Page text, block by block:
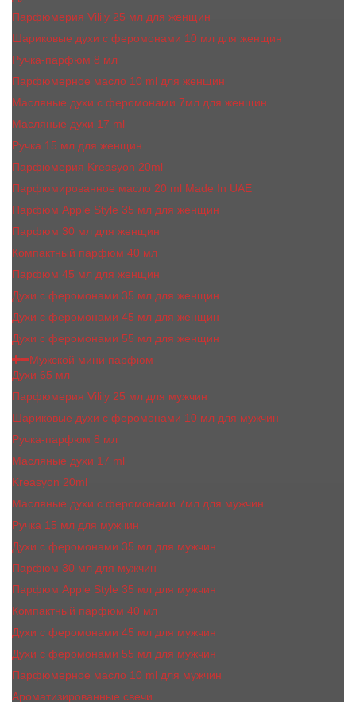
Парфюмерия Vilily 25 мл для женщин
Шариковые духи с феромонами 10 мл для женщин
Ручка-парфюм 8 мл
Парфюмерное масло 10 ml для женщин
Масляные духи c феромонами 7мл для женщин
Масляные духи 17 ml
Ручка 15 мл для женщин
Парфюмерия Kreasyon 20ml
Парфюмированное масло 20 ml Made In UAE
Парфюм Apple Style 35 мл для женщин
Парфюм 30 мл для женщин
Компактный парфюм 40 мл
Парфюм 45 мл для женщин
Духи с феромонами 35 мл для женщин
Духи с феромонами 45 мл для женщин
Духи с феромонами 55 мл для женщин
Мужской мини парфюм
Духи 65 мл
Парфюмерия Vilily 25 мл для мужчин
Шариковые духи с феромонами 10 мл для мужчин
Ручка-парфюм 8 мл
Масляные духи 17 ml
Kreasyon 20ml
Масляные духи c феромонами 7мл для мужчин
Ручка 15 мл для мужчин
Духи с феромонами 35 мл для мужчин
Парфюм 30 мл для мужчин
Парфюм Apple Style 35 мл для мужчин
Компактный парфюм 40 мл
Духи с феромонами 45 мл для мужчин
Духи с феромонами 55 мл для мужчин
Парфюмерное масло 10 ml для мужчин
Ароматизированные свечи